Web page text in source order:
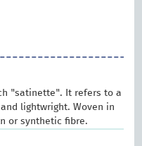
"satinette". It refers to a
lightwright. Woven in
or synthetic fibre.